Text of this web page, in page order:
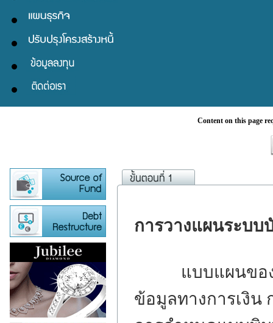
Content on this page
การวางแผนระบ
แบบแผนของก
ข้อมูลทางการเงิ